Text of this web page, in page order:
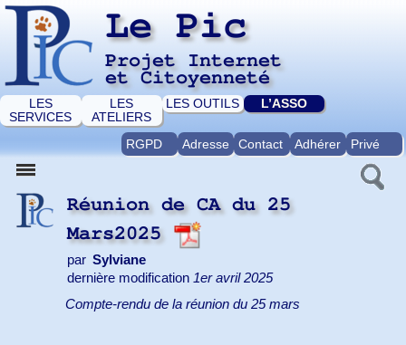
Le Pic
Projet Internet
et Citoyenneté
LES
SERVICES
LES
ATELIERS
LES OUTILS L’ASSO
RGPD Adresse Contact Adhérer Privé
Réunion de CA du 25
Mars2025
par Sylviane
dernière modification 1er avril 2025
Compte-rendu de la réunion du 25 mars